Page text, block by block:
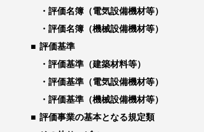
評価名簿（電気設備機材等）
評価名簿（機械設備機材等）
評価基準
評価基準（建築材料等）
評価基準（電気設備機材等）
評価基準（機械設備機材等）
評価事業の基本となる規定類